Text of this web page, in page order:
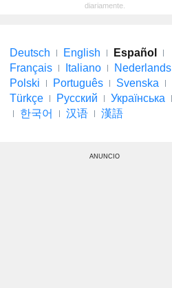
diariamente.
Deutsch English
Español
Français
Italiano
Nederlands
Polski
Português
Svenska
Türkçe
Русский Українська
한국어
汉语 漢語
ANUNCIO